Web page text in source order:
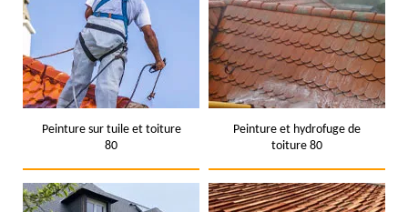
Peinture sur tuile et toiture
80
Peinture et hydrofuge de
toiture 80